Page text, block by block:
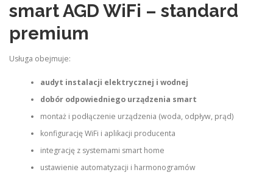
smart AGD WiFi – standard
premium
Usługa obejmuje:
audyt instalacji elektrycznej i wodnej
dobór odpowiedniego urządzenia smart
montaż i podłączenie urządzenia (woda, odpływ, prąd)
konfigurację WiFi i aplikacji producenta
integrację z systemami smart home
ustawienie automatyzacji i harmonogramów